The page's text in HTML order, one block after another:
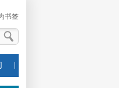
书签